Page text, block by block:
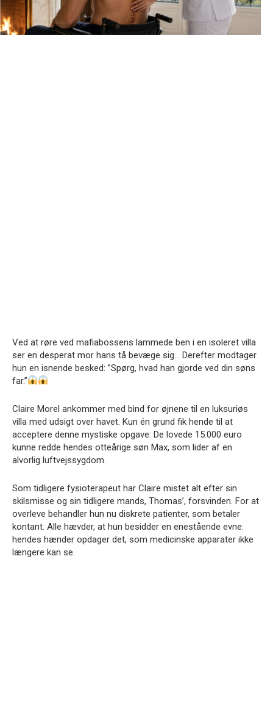
Ved at røre ved mafiabossens lammede ben i en isoleret villa
ser en desperat mor hans tå bevæge sig… Derefter modtager
hun en isnende besked: ”Spørg, hvad han gjorde ved din søns
far.”
Claire Morel ankommer med bind for øjnene til en luksuriøs
villa med udsigt over havet. Kun én grund fik hende til at
acceptere denne mystiske opgave: De lovede 15.000 euro
kunne redde hendes otteårige søn Max, som lider af en
alvorlig luftvejssygdom.
Som tidligere fysioterapeut har Claire mistet alt efter sin
skilsmisse og sin tidligere mands, Thomas’, forsvinden. For at
overleve behandler hun nu diskrete patienter, som betaler
kontant. Alle hævder, at hun besidder en enestående evne:
hendes hænder opdager det, som medicinske apparater ikke
længere kan se.